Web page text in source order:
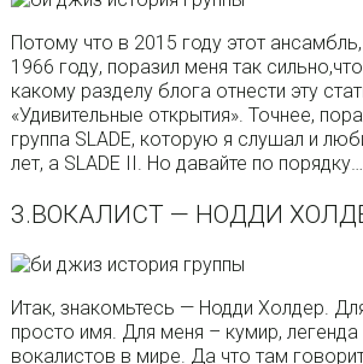
Потому что в 2015 году этот
1966 году, поразил меня так
какому разделу блога отнести эту
«Удивительные открытия». Точнее,
группа SLADE, которую я слушал и
лет, а SLADE II. Но давайте по порядку…
3.ВОКАЛИСТ — НОДДИ
Итак, знакомьтесь — Нодди Холдер.
просто имя. Для меня – кумир, легенда
вокалистов в мире. Да что там